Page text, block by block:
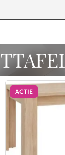
ACTIE